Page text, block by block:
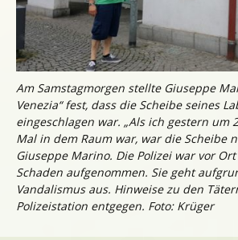
Am Samstagmorgen stellte Giuseppe
Venezia“ fest, dass die Scheibe seines
eingeschlagen war. „Als ich gestern um
Mal in dem Raum war, war die Scheibe
Giuseppe Marino. Die Polizei war vor
Schaden aufgenommen. Sie geht
Vandalismus aus. Hinweise zu den
Polizeistation entgegen. Foto: Krüger